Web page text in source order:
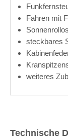
Fahren mit
Sonnenrollos
steckbares
weiteres
Technische